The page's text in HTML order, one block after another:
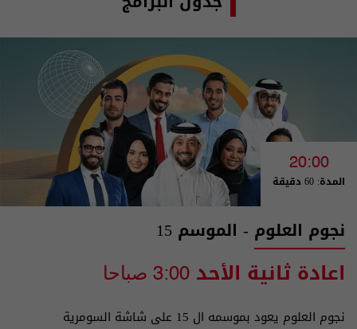
20:00
المدة: 60 دقيقة
نجوم العلوم - الموسم 15
اعادة ثانية الأحد 3:00 صباحا
نجوم العلوم يعود بموسمه ال 15 على شاشة السومرية